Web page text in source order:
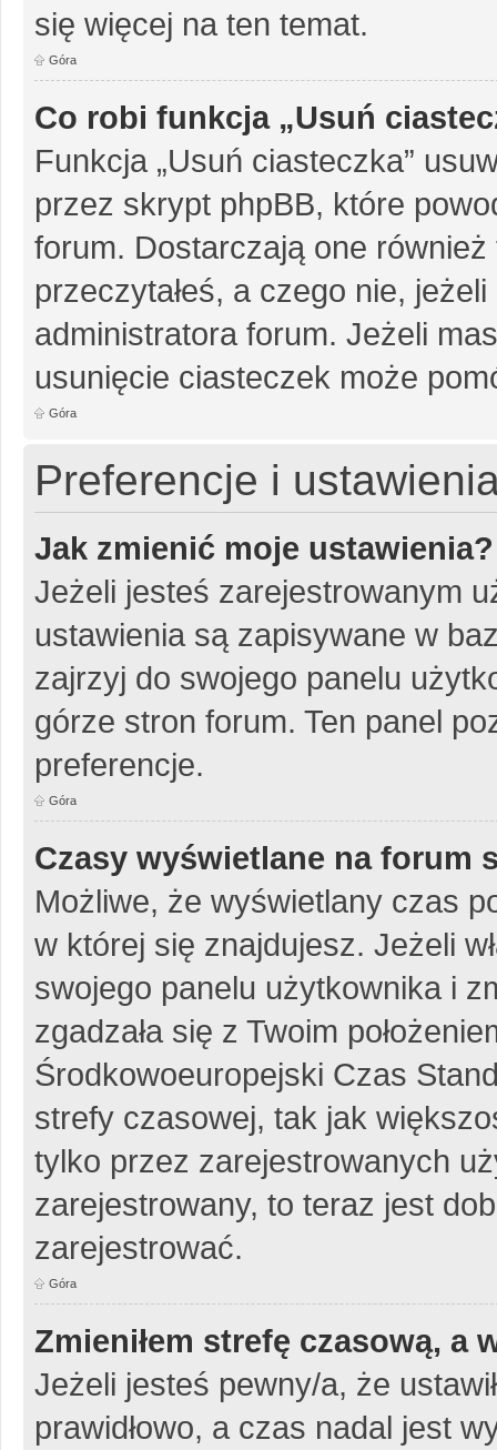
się więcej na ten temat.
Góra
Co robi funkcja „Usuń
Funkcja „Usuń ciasteczka”
przez skrypt phpBB, które
forum. Dostarczają one
przeczytałeś, a czego nie,
administratora forum. Jeżeli
usunięcie ciasteczek może
Góra
Preferencje i
Jak zmienić moje ustawienia?
Jeżeli jesteś zarejestrowanym
ustawienia są zapisywane w
zajrzyj do swojego panelu
górze stron forum. Ten panel
preferencje.
Góra
Czasy wyświetlane na forum
Możliwe, że wyświetlany czas
w której się znajdujesz. Jeżeli
swojego panelu użytkownika i
zgadzała się z Twoim
Środkowoeuropejski Czas
strefy czasowej, tak jak
tylko przez zarejestrowanych
zarejestrowany, to teraz jest
zarejestrować.
Góra
Zmieniłem strefę czasową, a
Jeżeli jesteś pewny/a, że
prawidłowo, a czas nadal jest